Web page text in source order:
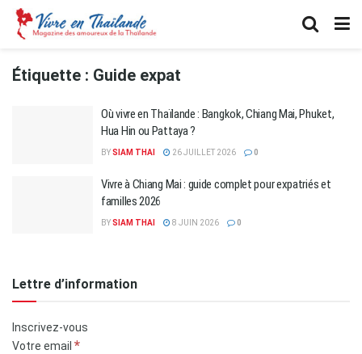
Étiquette : Guide expat
Où vivre en Thaïlande : Bangkok, Chiang Mai, Phuket,
Hua Hin ou Pattaya ?
BYSIAM THAI 26 JUILLET 2026 0
Vivre à Chiang Mai : guide complet pour expatriés et
familles 2026
BYSIAM THAI 8 JUIN 2026 0
Lettre d’information
Inscrivez-vous
Votre email *